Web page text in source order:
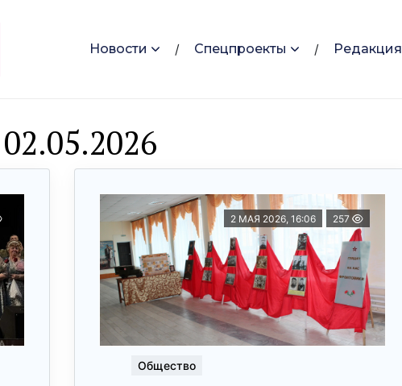
Новости Спецпроекты Редакция
2 МАЯ 2026, 16:06 257
Общество